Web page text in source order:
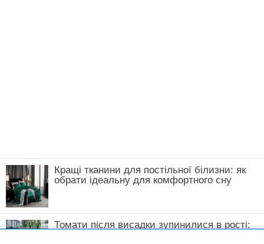
Кращі тканини для постільної білизни: як
обрати ідеальну для комфортного сну
Томати після висадки зупинилися в рості: